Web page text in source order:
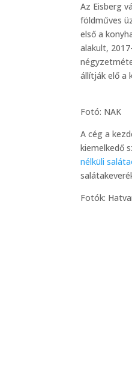
Az Eisberg
földműves
első a
alakult,
állítják elő a
Fotó: NAK
A cég a
kiemelkedő
nélküli
Fotók: